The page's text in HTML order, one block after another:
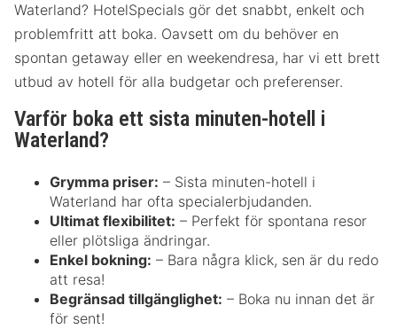
Waterland? HotelSpecials gör det snabbt, enkelt och
problemfritt att boka. Oavsett om du behöver en
spontan getaway eller en weekendresa, har vi ett brett
utbud av hotell för alla budgetar och preferenser.
Varför boka ett sista minuten-hotell i
Waterland?
Grymma priser: – Sista minuten-hotell i
Waterland har ofta specialerbjudanden.
Ultimat flexibilitet: – Perfekt för spontana resor
eller plötsliga ändringar.
Enkel bokning: – Bara några klick, sen är du redo
att resa!
Begränsad tillgänglighet: – Boka nu innan det är
för sent!